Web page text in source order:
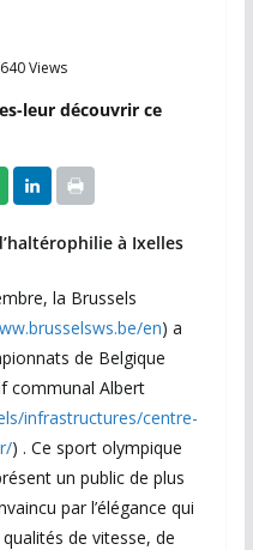
640 Views
leur découvrir ce
à Ixelles
la Brussels
en) a
de Belgique
communal Albert
infrastructures/centre-
) . Ce sport olympique
un public de plus
par l’élégance qui
de vitesse, de